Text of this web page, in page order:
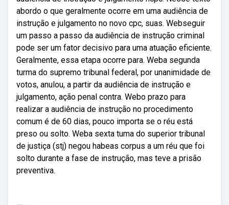
abordo o que geralmente ocorre em uma audiência de
instrução e julgamento no novo cpc, suas. Webseguir
um passo a passo da audiência de instrução criminal
pode ser um fator decisivo para uma atuação eficiente.
Geralmente, essa etapa ocorre para. Weba segunda
turma do supremo tribunal federal, por unanimidade de
votos, anulou, a partir da audiência de instrução e
julgamento, ação penal contra. Webo prazo para
realizar a audiência de instrução no procedimento
comum é de 60 dias, pouco importa se o réu está
preso ou solto. Weba sexta tuma do superior tribunal
de justiça (stj) negou habeas corpus a um réu que foi
solto durante a fase de instrução, mas teve a prisão
preventiva.